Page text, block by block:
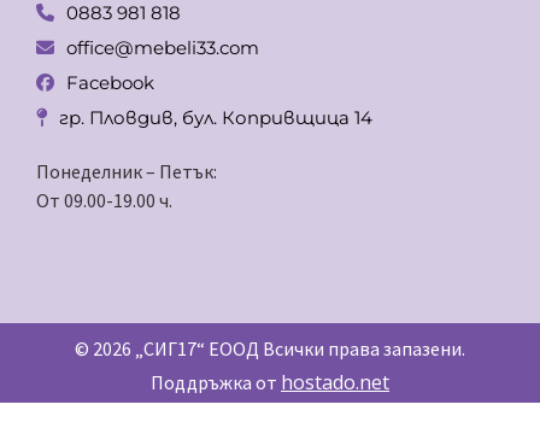
0883 981 818
office@mebeli33.com
Facebook
гр. Пловдив, бул. Копривщица 14
Понеделник – Петък:
От 09.00-19.00 ч.
© 2026 „СИГ17“ ЕООД Всички права запазени.
Поддръжка от hostado.net